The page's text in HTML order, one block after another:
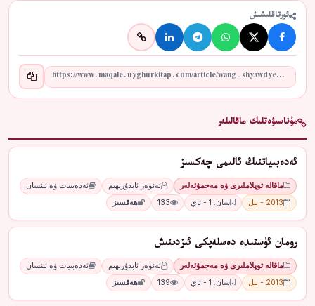
ئورتاقلىشىش
مۇناسىۋەتلىك ماقالىلەر
ئەدەبىياتنىڭ ئالىمى چەكسىز
ماقالە توپلاملىرى ۋە مەجمۇئەلەر ئەنۋەر ئابدۇرېھىم
ئەدەبىيات ۋە ئىنسان
2013 - يىل
سان: 1 - ئاي 133 ھەقسىز
رومان ئۈستىدە دەسلەپكى ئىزدىنىش
ماقالە توپلاملىرى ۋە مەجمۇئەلەر ئەنۋەر ئابدۇرېھىم
ئەدەبىيات ۋە ئىنسان
2013 - يىل
سان: 1 - ئاي 139 ھەقسىز